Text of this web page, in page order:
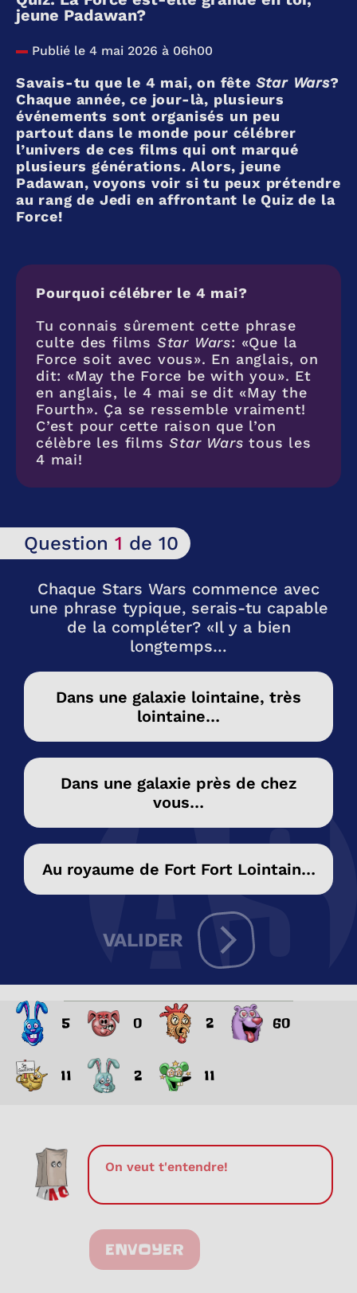
jeune Padawan?
Publié le 4 mai 2026 à 06h00
Savais-tu que le 4 mai, on fête Star Wars?
Chaque année, ce jour-là, plusieurs
événements sont organisés un peu
partout dans le monde pour célébrer
l’univers de ces films qui ont marqué
plusieurs générations. Alors, jeune
Padawan, voyons voir si tu peux prétendre
au rang de Jedi en affrontant le Quiz de la
Force!
Pourquoi célébrer le 4 mai?
Tu connais sûrement cette phrase
culte des films Star Wars: «Que la
Force soit avec vous». En anglais, on
dit: «May the Force be with you». Et
en anglais, le 4 mai se dit «May the
Fourth». Ça se ressemble vraiment!
C’est pour cette raison que l’on
célèbre les filmsStar Wars tous les
4 mai!
Question 1 de 10
Chaque Stars Wars commence avec
une phrase typique, serais-tu capable
de la compléter? «Il y a bien
longtemps…
Dans une galaxie lointaine, très
lointaine…
Dans une galaxie près de chez
vous…
Au royaume de Fort Fort Lointain…
VALIDER
5 0 2 60
11 2 11
ENVOYER